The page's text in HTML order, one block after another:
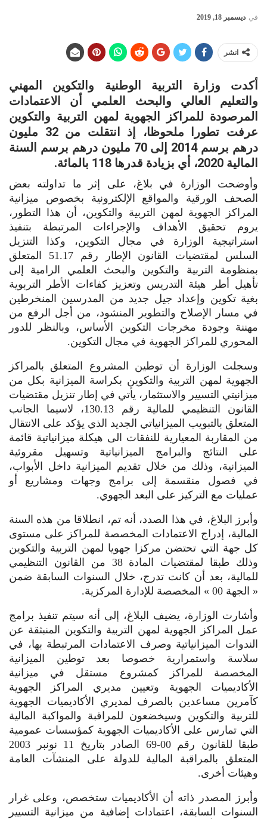
في ديسمبر 18, 2019
انشر
أكدت وزارة التربية الوطنية والتكوين المهني
والتعليم العالي والبحث العلمي أن الاعتمادات
المرصودة للمراكز الجهوية لمهن التربية والتكوين
عرفت تطورا ملحوظا، إذ انتقلت من 32 مليون
درهم برسم 2014 إلى 70 مليون درهم برسم السنة
المالية 2020، أي بزيادة قدرها 118 بالمائة.
وأوضحت الوزارة في بلاغ، على إثر ما تداولته بعض
الصحف الورقية والمواقع الإلكترونية بخصوص ميزانية
المراكز الجهوية لمهن التربية والتكوين، أن هذا التطور،
يروم تحقيق الأهداف والإجراءات المرتبطة بتنفيذ
استراتيجية الوزارة في مجال التكوين، وكذا التنزيل
السلس لمقتضيات القانون الإطار رقم 51.17 المتعلق
بمنظومة التربية والتكوين والبحث العلمي الرامية إلى
تأهيل أطر هيئة التدريس وتعزيز كفاءات الأطر التربوية
بغية تكوين وإعداد جيل جديد من المدرسين المنخرطين
في مسار الإصلاح والتطوير المنشود، من أجل الرفع من
مهننة وجودة مخرجات التكوين الأساس، وبالنظر للدور
المحوري للمراكز الجهوية في مجال التكوين.
وسجلت الوزارة أن توطين المشروع المتعلق بالمراكز
الجهوية لمهن التربية والتكوين بكراسة الميزانية بكل من
ميزانيتي التسيير والاستثمار، يأتي في إطار تنزيل مقتضيات
القانون التنظيمي للمالية رقم 130.13، لاسيما الجانب
المتعلق بالتبويب الميزانياتي الجديد الذي يؤكد على الانتقال
من المقاربة المعيارية للنفقات الى هيكلة ميزانياتية قائمة
على النتائج والبرامج الميزانياتية وتسهيل مقروئية
الميزانية، وذلك من خلال تقديم الميزانية داخل الأبواب،
في فصول منقسمة إلى برامج وجهات ومشاريع أو
عمليات مع التركيز على البعد الجهوي.
وأبرز البلاغ، في هذا الصدد، أنه تم، انطلاقا من هذه السنة
المالية، إدراج الاعتمادات المخصصة للمراكز على مستوى
كل جهة التي تحتضن مركزا جهويا لمهن التربية والتكوين
وذلك طبقا لمقتضيات المادة 38 من القانون التنظيمي
للمالية، بعد أن كانت تدرج، خلال السنوات السابقة ضمن
« الجهة 00 » المخصصة للإدارة المركزية.
وأشارت الوزارة، يضيف البلاغ، إلى أنه سيتم تنفيذ برامج
عمل المراكز الجهوية لمهن التربية والتكوين المنبثقة عن
الندوات الميزانياتية وصرف الاعتمادات المرتبطة بها، في
سلاسة واستمرارية خصوصا بعد توطين الميزانية
المخصصة للمراكز كمشروع مستقل في ميزانية
الأكاديميات الجهوية وتعيين مديري المراكز الجهوية
كآمرين مساعدين بالصرف لمديري الأكاديميات الجهوية
للتربية والتكوين وسيخضعون للمراقبة والمواكبة المالية
التي تمارس على الأكاديميات الجهوية كمؤسسات عمومية
طبقا للقانون رقم 00-69 الصادر بتاريخ 11 نونبر 2003
المتعلق بالمراقبة المالية للدولة على المنشآت العامة
وهيئات أخرى.
وأبرز المصدر ذاته أن الأكاديميات ستخصص، وعلى غرار
السنوات السابقة، اعتمادات إضافية من ميزانية التسيير